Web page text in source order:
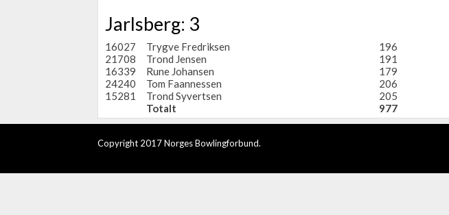
Jarlsberg: 3
16027 Trygve Fredriksen 196
21708
Trond Jensen 191
16339
Rune Johansen 179
24240
Tom Faannessen 206
15281
Trond Syvertsen 205
Totalt
977
Copyright 2017 Norges Bowlingforbund.